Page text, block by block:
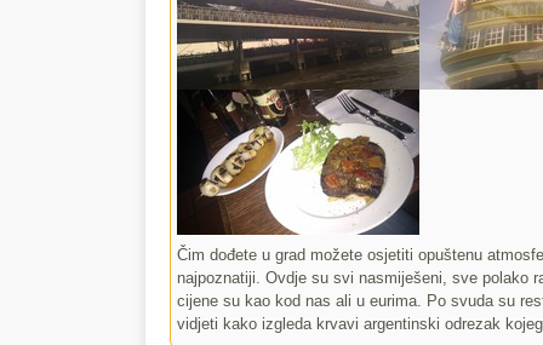
Čim dođete u grad možete osjetiti opuštenu
najpoznatiji. Ovdje su svi nasmiješeni, sve polako
cijene su kao kod nas ali u eurima. Po svuda su
vidjeti kako izgleda krvavi argentinski odrezak